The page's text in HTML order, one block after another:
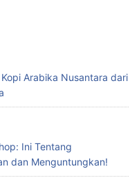
Arabika Nusantara dari
Ini Tentang
dan Menguntungkan!